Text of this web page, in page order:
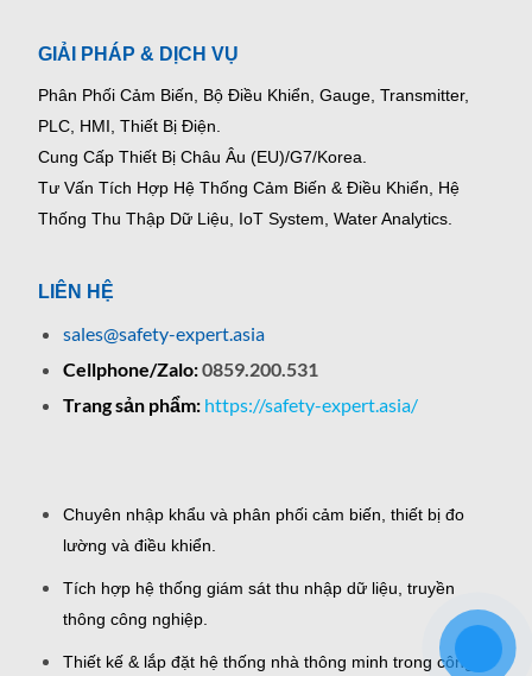
GIẢI PHÁP & DỊCH VỤ
Phân Phối Cảm Biến, Bộ Điều Khiển, Gauge, Transmitter,
PLC, HMI, Thiết Bị Điện.
Cung Cấp Thiết Bị Châu Âu (EU)/G7/Korea.
Tư Vấn Tích Hợp Hệ Thống Cảm Biến & Điều Khiển, Hệ
Thống Thu Thập Dữ Liệu, IoT System, Water Analytics.
LIÊN HỆ
sales@safety-expert.asia
Cellphone/Zalo:0859.200.531
Trang sản phẩm: https://safety-expert.asia/
Chuyên nhập khẩu và phân phối cảm biến, thiết bị đo
lường và điều khiển.
Tích hợp hệ thống giám sát thu nhập dữ liệu, truyền
thông công nghiệp.
Thiết kế & lắp đặt hệ thống nhà thông minh trong công